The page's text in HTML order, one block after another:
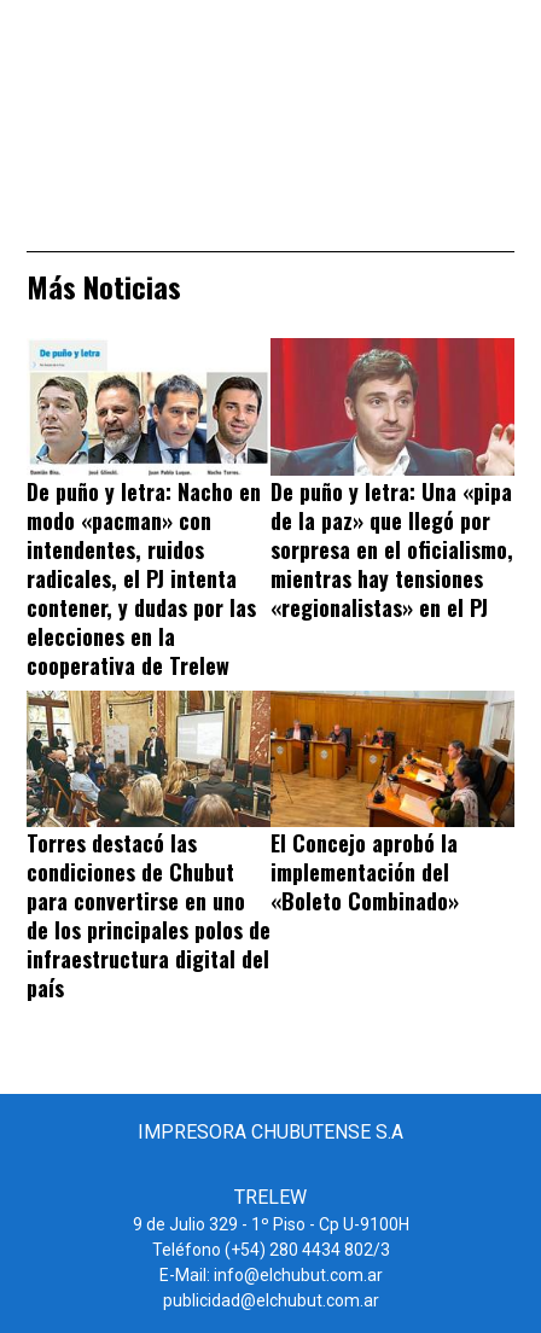
Más Noticias
De puño y letra: Nacho en
modo «pacman» con
intendentes, ruidos
radicales, el PJ intenta
contener, y dudas por las
elecciones en la
cooperativa de Trelew
De puño y letra: Una «pipa
de la paz» que llegó por
sorpresa en el oficialismo,
mientras hay tensiones
«regionalistas» en el PJ
Torres destacó las
condiciones de Chubut
para convertirse en uno
de los principales polos de
infraestructura digital del
país
El Concejo aprobó la
implementación del
«Boleto Combinado»
IMPRESORA CHUBUTENSE S.A
TRELEW
9 de Julio 329 - 1º Piso - Cp U-9100H
Teléfono (+54) 280 4434 802/3
E-Mail: info@elchubut.com.ar
publicidad@elchubut.com.ar